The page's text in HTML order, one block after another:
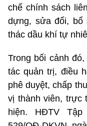
chế chính sách
dựng, sửa đổi, bổ
thác dầu khí tự
Trong bối cảnh
tác quản trị, điều
phê duyệt, chấp
vị thành viên, trực
hiện. HĐTV